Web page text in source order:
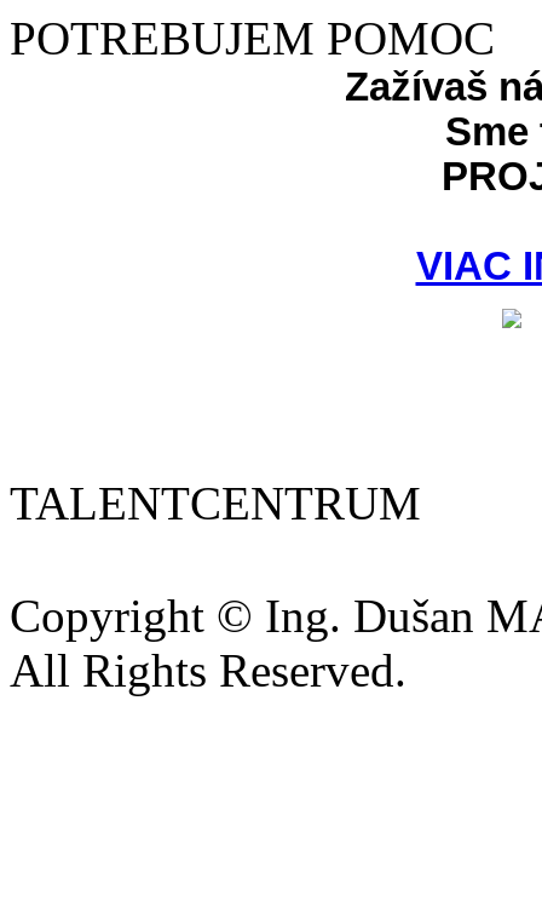
POTREBUJEM POMOC
Zažívaš
Sme
VIAC
TALENTCENTRUM
Copyright © Ing. Dušan
All Rights Reserved.